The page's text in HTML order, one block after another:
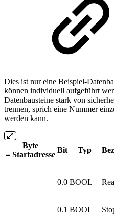
Dies ist nur eine Beispiel-
können individuell aufgeführt
Datenbausteine stark von
trennen, sprich eine Nummer
werden kann.
Byte
= Startadresse
Bit Typ
0.0 BOOL
0.1 BOOL